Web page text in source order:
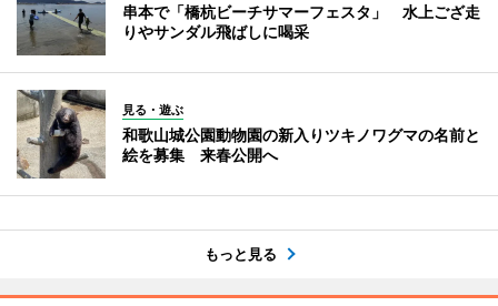
串本で「橋杭ビーチサマーフェスタ」 水上ござ走
りやサンダル飛ばしに喝采
見る・遊ぶ
和歌山城公園動物園の新入りツキノワグマの名前と
絵を募集 来春公開へ
もっと見る